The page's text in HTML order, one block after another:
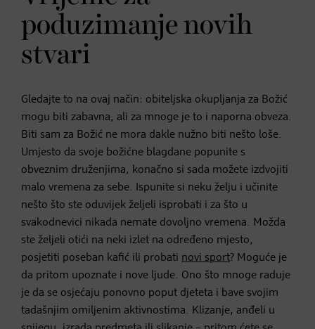
poduzimanje novih
stvari
Gledajte to na ovaj način: obiteljska okupljanja za Božić
mogu biti zabavna, ali za mnoge je to i naporna obveza.
Biti sam za Božić ne mora dakle nužno biti nešto loše.
Umjesto da svoje božićne blagdane popunite s
obveznim druženjima, konačno si sada možete izdvojiti
malo vremena za sebe. Ispunite si neku želju i učinite
nešto što ste oduvijek željeli isprobati i za što u
svakodnevici nikada nemate dovoljno vremena. Možda
ste željeli otići na neki izlet na određeno mjesto,
posjetiti poseban kafić ili probati novi sport? Moguće je
da pritom upoznate i nove ljude. Ono što mnoge raduje
je da se osjećaju ponovno poput djeteta i bave svojim
tadašnjim omiljenim aktivnostima. Klizanje, anđeli u